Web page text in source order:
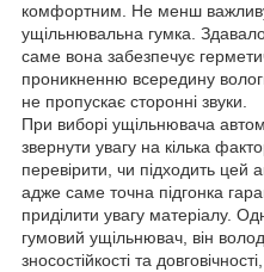
комфортним. Не менш важливу
ущільнювальна гумка.
саме вона забезпечує
проникненню всередину
не пропускає сторонні звуки.
При виборі ущільнювача
звернути увагу на кілька
перевірити, чи підходить цей
адже саме точна підгонка
приділити увагу матеріалу.
гумовий ущільнювач, він
зносостійкості та